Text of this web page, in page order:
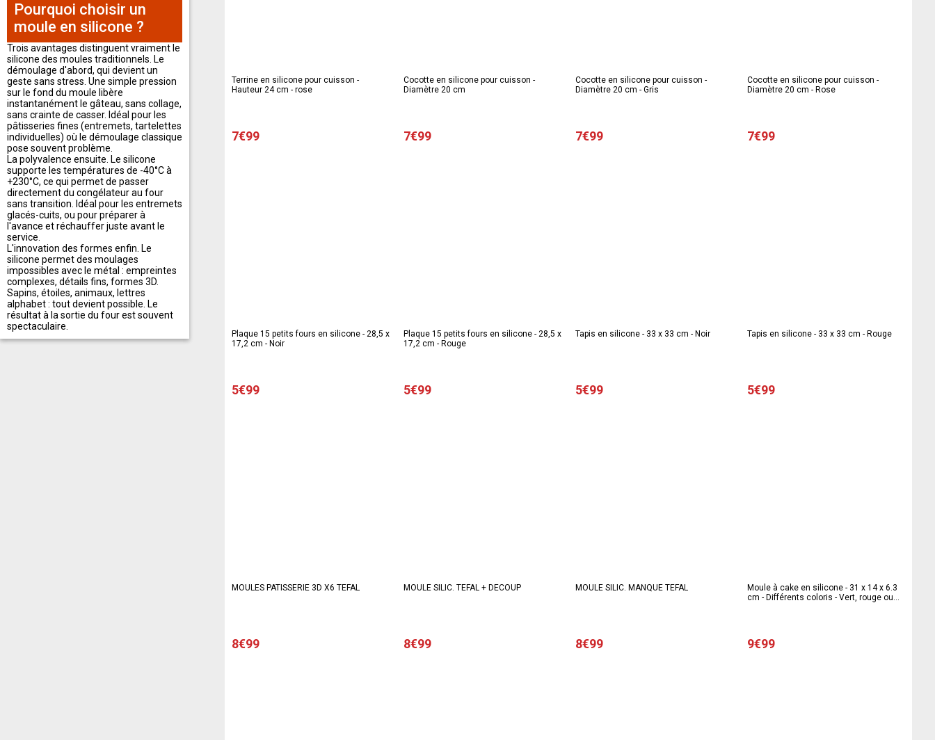
Pourquoi choisir un
moule en silicone ?
Trois avantages distinguent vraiment le
silicone des moules traditionnels. Le
démoulage d'abord, qui devient un
geste sans stress. Une simple pression
sur le fond du moule libère
instantanément le gâteau, sans collage,
sans crainte de casser. Idéal pour les
pâtisseries fines (entremets, tartelettes
individuelles) où le démoulage classique
pose souvent problème.
La polyvalence ensuite. Le silicone
supporte les températures de -40°C à
+230°C, ce qui permet de passer
directement du congélateur au four
sans transition. Idéal pour les entremets
glacés-cuits, ou pour préparer à
l'avance et réchauffer juste avant le
service.
L'innovation des formes enfin. Le
silicone permet des moulages
impossibles avec le métal : empreintes
complexes, détails fins, formes 3D.
Sapins, étoiles, animaux, lettres
alphabet : tout devient possible. Le
résultat à la sortie du four est souvent
spectaculaire.
Terrine en silicone pour cuisson -
Hauteur 24 cm - rose
7€99
Cocotte en silicone pour cuisson -
Diamètre 20 cm
7€99
Cocotte en silicone pour cuisson -
Diamètre 20 cm - Gris
7€99
Cocotte en silicone pour cuisson -
Diamètre 20 cm - Rose
7€99
Plaque 15 petits fours en silicone - 28,5 x
17,2 cm - Noir
5€99
Plaque 15 petits fours en silicone - 28,5 x
17,2 cm - Rouge
5€99
Tapis en silicone - 33 x 33 cm - Noir
5€99
Tapis en silicone - 33 x 33 cm - Rouge
5€99
MOULES PATISSERIE 3D X6 TEFAL
8€99
MOULE SILIC. TEFAL + DECOUP
8€99
MOULE SILIC. MANQUE TEFAL
8€99
Moule à cake en silicone - 31 x 14 x 6.3
cm - Différents coloris - Vert, rouge ou
9€99